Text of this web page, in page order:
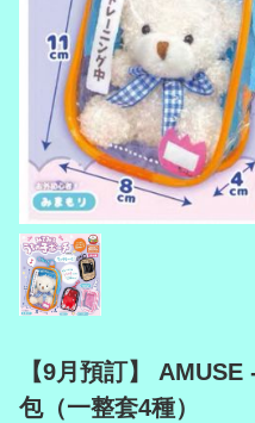
【9月預訂】
包（一整套4種）